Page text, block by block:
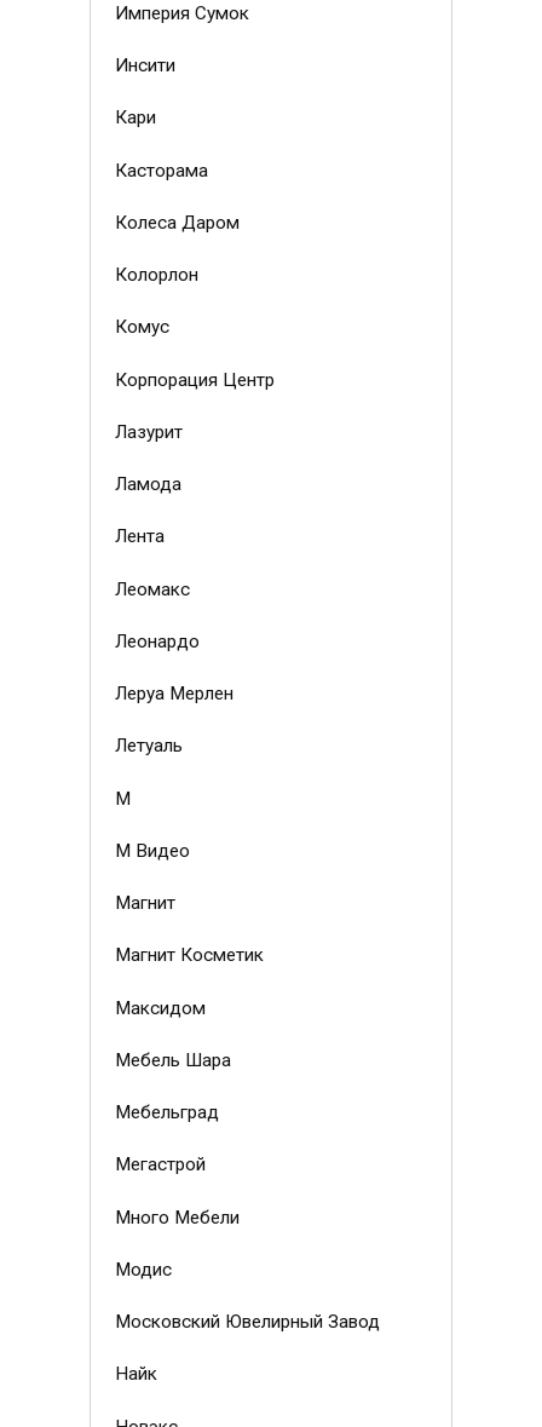
Империя Сумок
Инсити
Кари
Касторама
Колеса Даром
Колорлон
Комус
Корпорация Центр
Лазурит
Ламода
Лента
Леомакс
Леонардо
Леруа Мерлен
Летуаль
М
М Видео
Магнит
Магнит Косметик
Максидом
Мебель Шара
Мебельград
Мегастрой
Много Мебели
Модис
Московский Ювелирный Завод
Найк